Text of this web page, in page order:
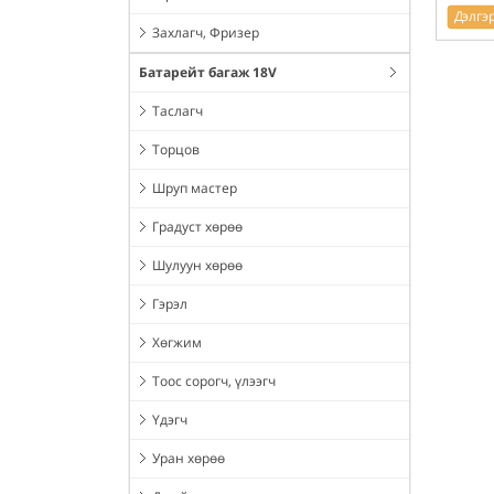
Захлагч, Фризер
Батарейт багаж 18V
Таслагч
Торцов
Шруп мастер
Градуст хөрөө
Шулуун хөрөө
Гэрэл
Хөгжим
Тоос сорогч, үлээгч
Үдэгч
Уран хөрөө